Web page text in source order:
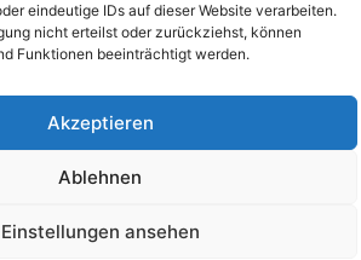
eindeutige IDs auf dieser Website verarbeiten.
nicht erteilst oder zurückziehst, können
Funktionen beeinträchtigt werden.
Akzeptieren
Ablehnen
Einstellungen ansehen
|Datenschutzerklärung|
|AGB|Barrierefreiheit| ©